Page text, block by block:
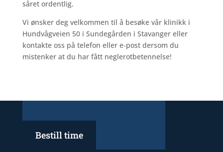
såret ordentlig.
Vi ønsker deg velkommen til å besøke vår klinikk i
Hundvågveien 50 i Sundegården i Stavanger eller
kontakte oss på telefon eller e-post dersom du
mistenker at du har fått neglerotbetennelse!
Bestill time